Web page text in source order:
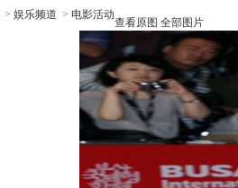
> 娱乐频道 > 电影活动
查看原图 全部图片